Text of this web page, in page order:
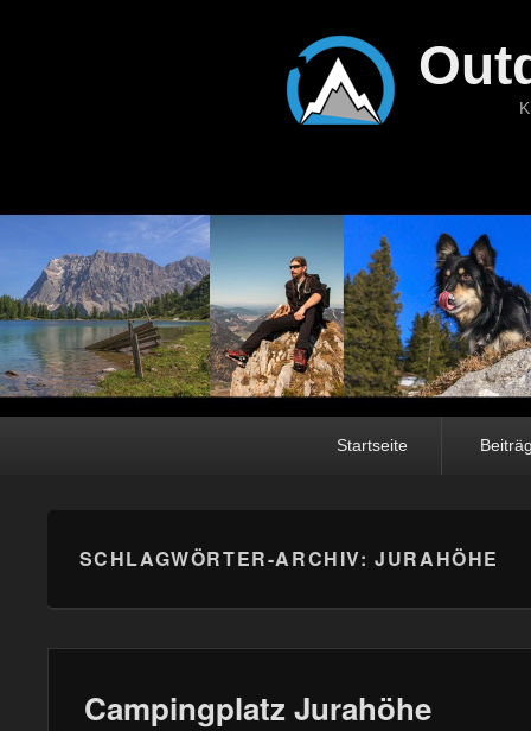
Startseite
SCHLAGWÖRTER-ARCHIV:JURAHÖHE
Campingplatz Jurahöhe